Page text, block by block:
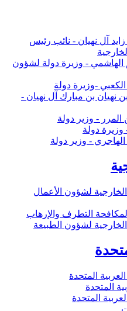
آل نهيان - نائب رئيس
الهاشمي - وزيرة دولة لشؤون
-وزيرة دولة
نهيان بن مبارك آل نهيان -
- وزير دولة
وزيرة دولة
- وزير دولة
لشؤون الأعمال
التطرف والإرهاب
لشؤون الطبيعة
المتحدة
المتحدة
المتحدة